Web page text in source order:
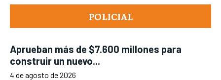
POLICIAL
Aprueban más de $7.600 millones para
construir un nuevo...
4 de agosto de 2026